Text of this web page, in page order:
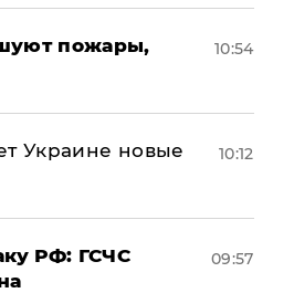
пожары,
10:54
Украине новые
10:12
РФ: ГСЧС
09:57